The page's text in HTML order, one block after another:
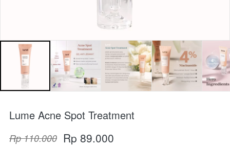
Lume Acne Spot Treatment
Rp 110.000 Rp 89.000